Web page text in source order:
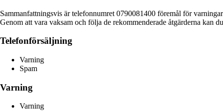
Sammanfattningsvis är telefonnumret 0790081400 föremål för
Genom att vara vaksam och följa de rekommenderade åtgärderna kan
Telefonförsäljning
Varning
Spam
Varning
Varning